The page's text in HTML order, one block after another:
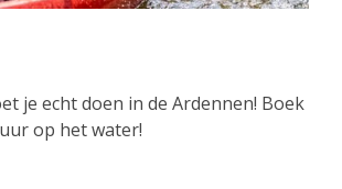
je echt doen in de Ardennen! Boek
op het water!